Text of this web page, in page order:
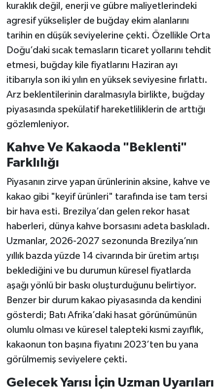
kuraklık değil, enerji ve gübre maliyetlerindeki
agresif yükselişler de buğday ekim alanlarını
tarihin en düşük seviyelerine çekti. Özellikle Orta
Doğu’daki sıcak temasların ticaret yollarını tehdit
etmesi, buğday kile fiyatlarını Haziran ayı
itibarıyla son iki yılın en yüksek seviyesine fırlattı.
Arz beklentilerinin daralmasıyla birlikte, buğday
piyasasında spekülatif hareketliliklerin de arttığı
gözlemleniyor.
Kahve Ve Kakaoda "Beklenti"
Farklılığı
Piyasanın zirve yapan ürünlerinin aksine, kahve ve
kakao gibi "keyif ürünleri" tarafında ise tam tersi
bir hava esti. Brezilya’dan gelen rekor hasat
haberleri, dünya kahve borsasını adeta baskıladı.
Uzmanlar, 2026-2027 sezonunda Brezilya’nın
yıllık bazda yüzde 14 civarında bir üretim artışı
beklediğini ve bu durumun küresel fiyatlarda
aşağı yönlü bir baskı oluşturduğunu belirtiyor.
Benzer bir durum kakao piyasasında da kendini
gösterdi; Batı Afrika’daki hasat görünümünün
olumlu olması ve küresel talepteki kısmi zayıflık,
kakaonun ton başına fiyatını 2023’ten bu yana
görülmemiş seviyelere çekti.
Gelecek Yarısı İçin Uzman Uyarıları